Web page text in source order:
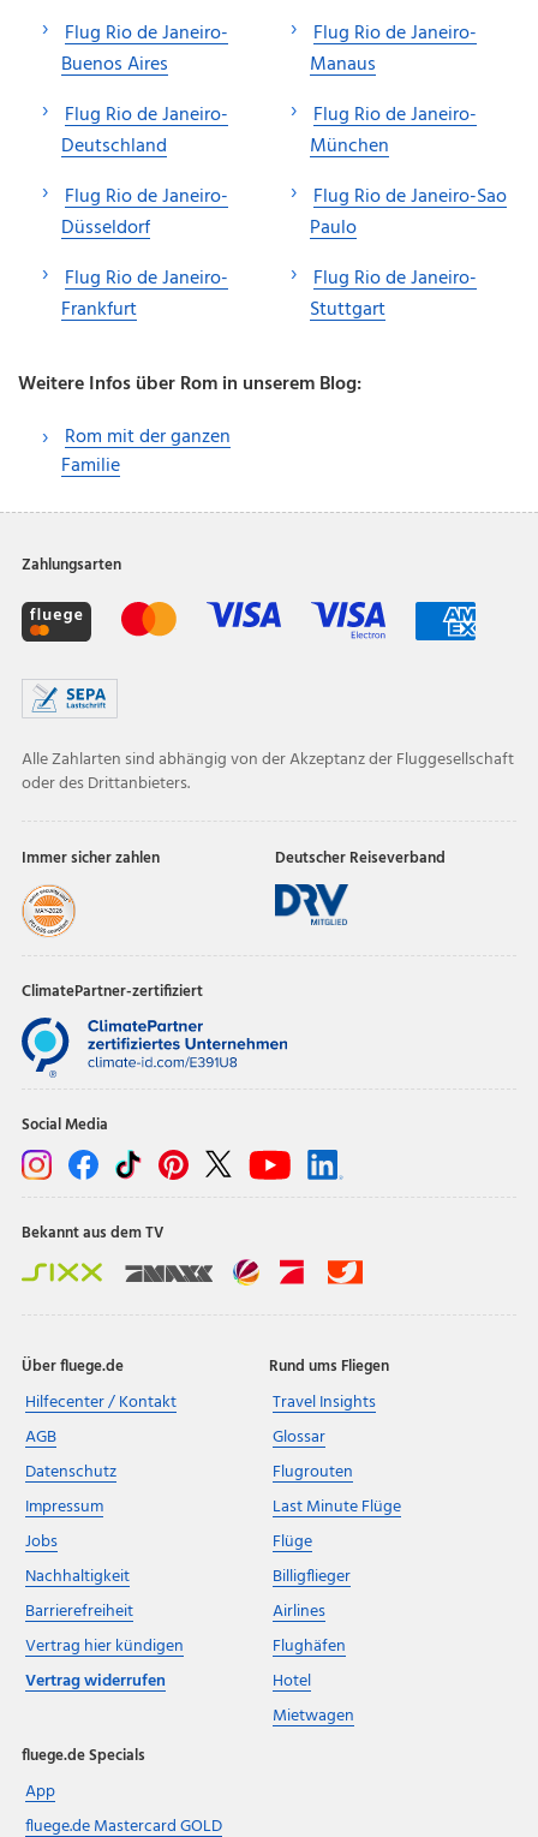
Flug Rio de Janeiro-
Buenos Aires
Flug Rio de Janeiro-
Deutschland
Flug Rio de Janeiro-
Düsseldorf
Flug Rio de Janeiro-
Frankfurt
Flug Rio de Janeiro-
Manaus
Flug Rio de Janeiro-
München
Flug Rio de Janeiro-Sao
Paulo
Flug Rio de Janeiro-
Stuttgart
Weitere Infos über Rom in unserem Blog:
Rom mit der ganzen
Familie